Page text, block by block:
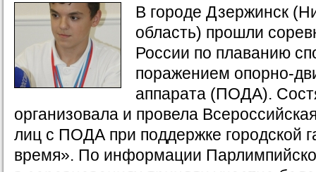
В городе Дзержинск
область) прошли
России по плаванию
поражением опорно-
аппарата (ПОДА).
организовала и провела
лиц с ПОДА при поддержке городской
время». По информации